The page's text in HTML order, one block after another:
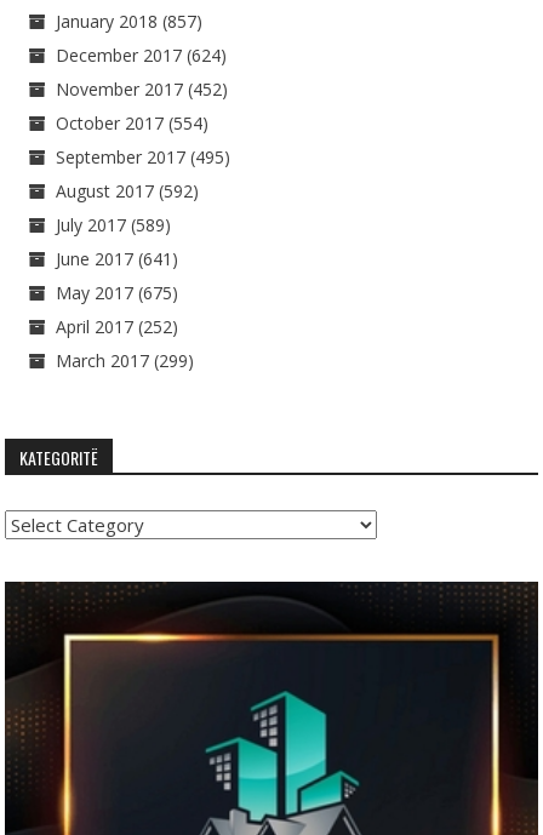
January 2018 (857)
December 2017 (624)
November 2017 (452)
October 2017 (554)
September 2017 (495)
August 2017 (592)
July 2017 (589)
June 2017 (641)
May 2017 (675)
April 2017 (252)
March 2017 (299)
KATEGORITË
Kategoritë